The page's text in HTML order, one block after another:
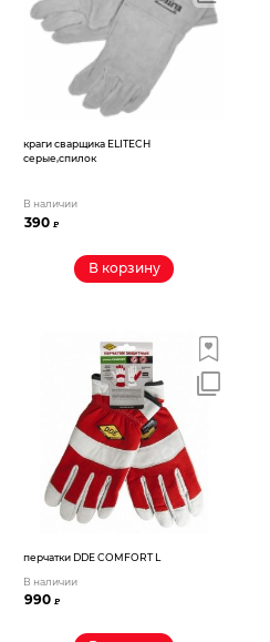
Электрохозтовары
краги сварщика ELITECH
серые,спилок
В наличии
390₽
В корзину
перчатки DDE COMFORT L
В наличии
990₽